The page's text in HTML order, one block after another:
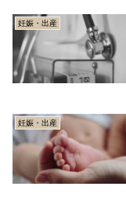
妊娠・出産
妊娠・出産